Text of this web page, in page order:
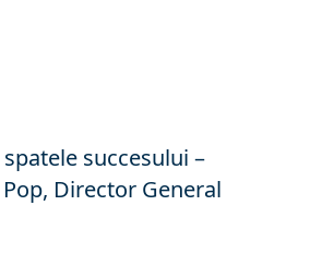
succesului –
Director General